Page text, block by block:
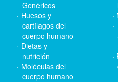
Genéricos
Huesos y
cartílagos del
cuerpo humano
Dietas y
nutrición
Moléculas del
cuerpo humano